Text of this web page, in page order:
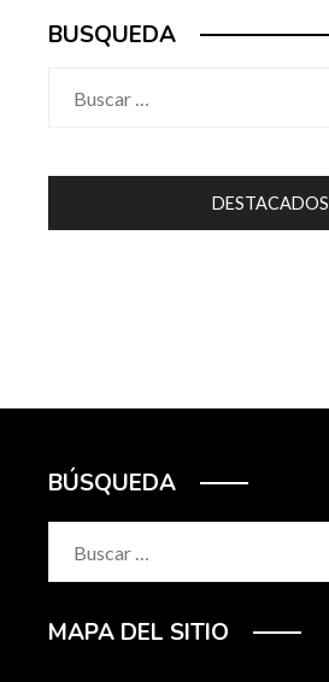
BUSQUEDA
DESTACADOS
BÚSQUEDA
MAPA DEL SITIO